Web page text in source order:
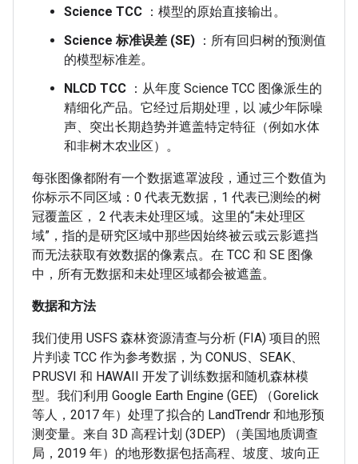
Science TCC ：模型的原始直接输出。
Science 标准误差 (SE) ：所有回归树的预测值
的模型标准差。
NLCD TCC ：从年度 Science TCC 图像派生的
精细化产品。它经过后期处理，以 减少年际噪
声、突出长期趋势并遮盖特定特征（例如水体
和非树木农业区）。
每张图像都附有一个数据遮罩波段，通过三个数值为
你标示不同区域：0 代表无数据，1 代表已测绘的树
冠覆盖区， 2 代表未处理区域。这里的“未处理区
域”，指的是研究区域中那些因始终被云或云影遮挡
而无法获取有效数据的像素点。在 TCC 和 SE 图像
中，所有无数据和未处理区域都会被遮盖。
数据和方法
我们使用 USFS 森林资源清查与分析 (FIA) 项目的照
片判读 TCC 作为参考数据，为 CONUS、SEAK、
PRUSVI 和 HAWAII 开发了训练数据和随机森林模
型。我们利用 Google Earth Engine (GEE) （Gorelick
等人，2017 年）处理了拟合的 LandTrendr 和地形预
测变量。来自 3D 高程计划 (3DEP) （美国地质调查
局，2019 年）的地形数据包括高程、坡度、坡向正